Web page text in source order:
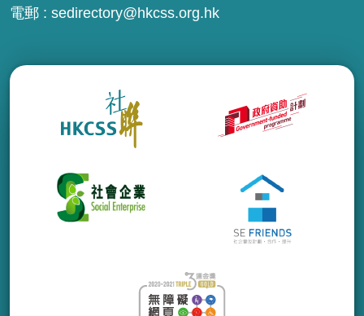
電郵 : sedirectory@hkcss.org.hk